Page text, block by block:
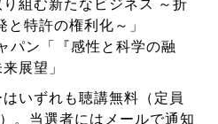
組む新たなビジネス ～折
特許の権利化～」
パン「『感性と科学の融
展望」
いずれも聴講無料（定員
。当選者にはメールで通知